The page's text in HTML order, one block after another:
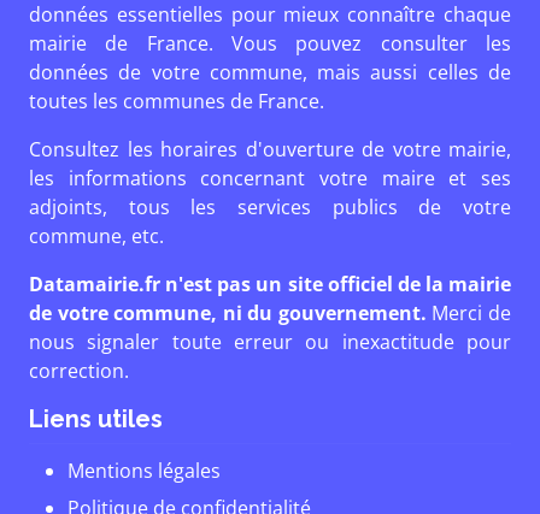
données essentielles pour mieux connaître chaque
mairie de France. Vous pouvez consulter les
données de votre commune, mais aussi celles de
toutes les communes de France.
Consultez les horaires d'ouverture de votre mairie,
les informations concernant votre maire et ses
adjoints, tous les services publics de votre
commune, etc.
Datamairie.fr n'est pas un site officiel de la mairie
de votre commune, ni du gouvernement. Merci de
nous signaler toute erreur ou inexactitude pour
correction.
Liens utiles
Mentions légales
Politique de confidentialité